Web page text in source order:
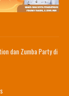
dan Zumba Party di